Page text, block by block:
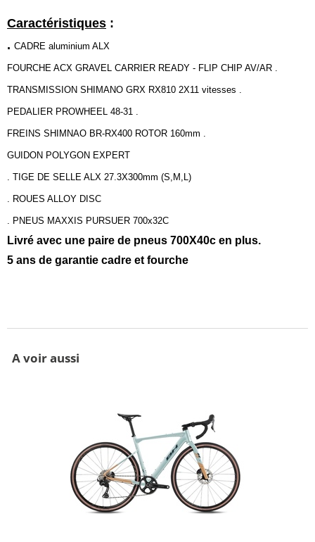
Caractéristiques :
. CADRE aluminium ALX
FOURCHE ACX GRAVEL CARRIER READY - FLIP CHIP AV/AR .
TRANSMISSION SHIMANO GRX RX810 2X11 vitesses .
PEDALIER PROWHEEL 48-31 .
FREINS SHIMNAO BR-RX400 ROTOR 160mm .
GUIDON POLYGON EXPERT
. TIGE DE SELLE ALX 27.3X300mm (S,M,L)
. ROUES ALLOY DISC
. PNEUS MAXXIS PURSUER 700x32C
Livré avec une paire de pneus 700X40c en plus.
5 ans de garantie cadre et fourche
A voir aussi